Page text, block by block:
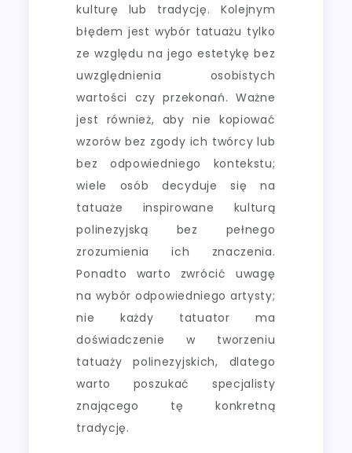
kulturę lub tradycję. Kolejnym
błędem jest wybór tatuażu tylko
ze względu na jego estetykę bez
uwzględnienia osobistych
wartości czy przekonań. Ważne
jest również, aby nie kopiować
wzorów bez zgody ich twórcy lub
bez odpowiedniego kontekstu;
wiele osób decyduje się na
tatuaże inspirowane kulturą
polinezyjską bez pełnego
zrozumienia ich znaczenia.
Ponadto warto zwrócić uwagę
na wybór odpowiedniego artysty;
nie każdy tatuator ma
doświadczenie w tworzeniu
tatuaży polinezyjskich, dlatego
warto poszukać specjalisty
znającego tę konkretną
tradycję.